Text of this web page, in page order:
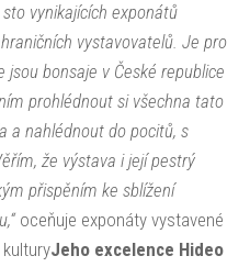
vynikajících exponátů
vystavovatelů. Je pro
bonsaje v České republice
prohlédnout si všechna tato
a nahlédnout do pocitů, s
že výstava i její pestrý
přispěním ke sblížení
oceňuje exponáty vystavené
Jeho excelence Hideo